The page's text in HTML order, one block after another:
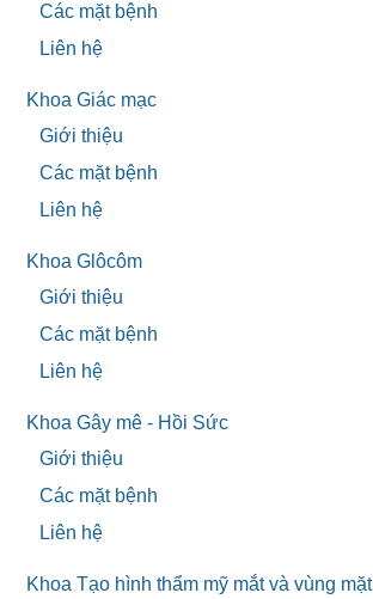
Các mặt bệnh
Liên hệ
Khoa Giác mạc
Giới thiệu
Các mặt bệnh
Liên hệ
Khoa Glôcôm
Giới thiệu
Các mặt bệnh
Liên hệ
Khoa Gây mê - Hồi Sức
Giới thiệu
Các mặt bệnh
Liên hệ
Khoa Tạo hình thẩm mỹ mắt và vùng mặt